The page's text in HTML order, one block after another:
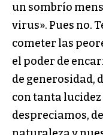
un sombrío
virus». Pues no.
cometer las
el poder de
de generosidad,
con tanta
despreciamos,